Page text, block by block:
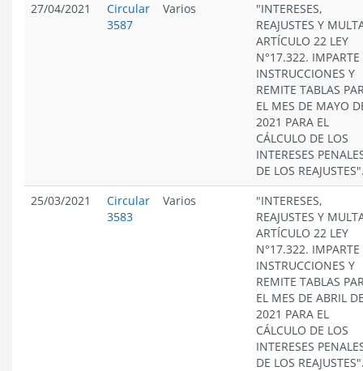
27/04/2021
Circular
3587
Varios
"INTERESES,
REAJUSTES Y
ARTÍCULO 22 LEY
N°17.322. IMPARTE
INSTRUCCIONES Y
REMITE TABLAS
EL MES DE MAYO
2021 PARA EL
CÁLCULO DE LOS
INTERESES
DE LOS
25/03/2021
Circular
3583
Varios
"INTERESES,
REAJUSTES Y
ARTÍCULO 22 LEY
N°17.322. IMPARTE
INSTRUCCIONES Y
REMITE TABLAS
EL MES DE ABRIL
2021 PARA EL
CÁLCULO DE LOS
INTERESES
DE LOS